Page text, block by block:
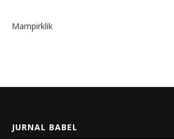
Mampirklik
JURNAL BABEL